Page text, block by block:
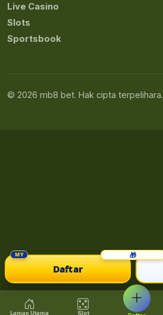
Live Casino
Slots
Sportsbook
© 2026 mb8 bet. Hak cipta terpelihara.
Laman Utama Slot
Daftar